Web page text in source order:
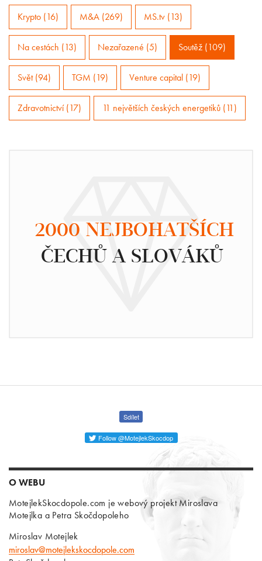
Krypto (16) M&A (269) MS.tv (13)
Na cestách (13) Nezařazené (5) Soutěž (109)
Svět (94) TGM (19) Venture capital (19)
Zdravotnictví (17) 11 největších českých energetiků (11)
2000 NEJBOHATŠÍCH
ČECHŮ A SLOVÁKŮ
Sdílet
Follow @MotejlekSkocdop
O WEBU
MotejlekSkocdopole.com je webový projekt Miroslava
Motejlka a Petra Skočdopoleho
Miroslav Motejlek
miroslav@motejlekskocdopole.com